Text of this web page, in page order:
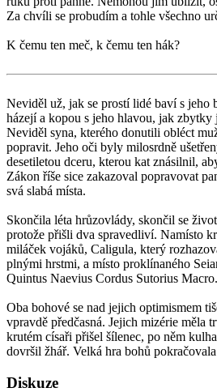
Za chvíli se probudím a tohle všechno
K čemu ten meč, k čemu ten hák?
Neviděl už, jak se prostí lidé baví s jeho
házejí a kopou s jeho hlavou, jak zbytky
Neviděl syna, kterého donutili obléct
popravit. Jeho oči byly milosrdně
desetiletou dceru, kterou kat znásilnil,
Zákon říše sice zakazoval popravovat
svá slabá místa.
Skončila léta hrůzovlády, skončil se
protože přišli dva spravedliví. Namísto
miláček vojáků, Caligula, který
plnými hrstmi, a místo proklínaného
Quintus Naevius Cordus Sutorius Macro.
Oba bohové se nad jejich optimismem
vpravdě předčasná. Jejich mizérie měla
krutém císaři přišel šílenec, po něm
dovršil žhář. Velká hra bohů
Diskuze